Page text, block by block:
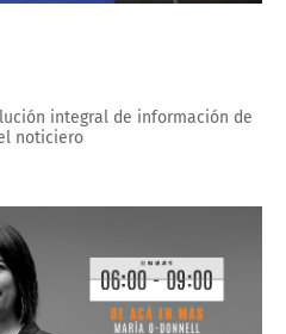
integral de información de
noticiero